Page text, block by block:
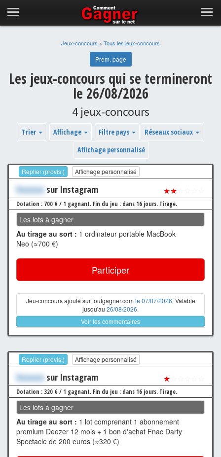
Jeux-concours > Tous les jeux-concours
Prem. page
Les jeux-concours qui se termineront
le 26/08/2026
4 jeux-concours
Trier Affichage Filtre pays
Réseaux sociaux
Affichage personnalisé
Replier (provis.) Affichage personnalisé
Xxxxxxx sur Instagram ★★
Dotation : 700 € / 1 gagnant. Fin du jeu : dans 16 jours. Tirage.
Les lots à gagner
Au tirage au sort : 1 ordinateur portable MacBook
Neo (≈700 €)
Participer
Jeu-concours ajouté sur toutgagner.com le 07/07/2026. Valable
jusqu'au 26/08/2026.
Voir les commentaires
Replier (provis.) Affichage personnalisé
Xxxxxxx sur Instagram ★
Dotation : 320 € / 1 gagnant. Fin du jeu : dans 16 jours. Tirage.
Les lots à gagner
Au tirage au sort : 1 lot comprenant 1 abonnement
premium Deezer 12 mois + 1 bon d'achat Fnac Darty
Spectacle de 200 euros (≈320 €)